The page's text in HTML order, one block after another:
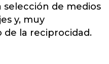
selección de medios
y, muy
la reciprocidad.